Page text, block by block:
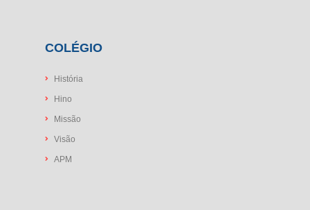
COLÉGIO
História
Hino
Missão
Visão
APM